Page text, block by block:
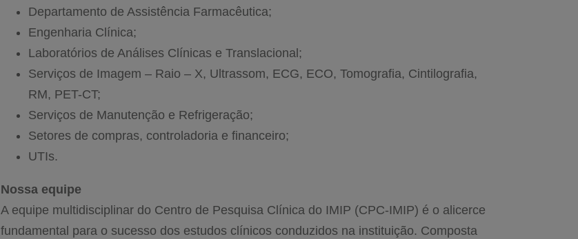
Departamento de Assistência Farmacêutica;
Engenharia Clínica;
Laboratórios de Análises Clínicas e Translacional;
Serviços de Imagem – Raio – X, Ultrassom, ECG, ECO, Tomografia, Cintilografia,
RM, PET-CT;
Serviços de Manutenção e Refrigeração;
Setores de compras, controladoria e financeiro;
UTIs.
Nossa equipe
A equipe multidisciplinar do Centro de Pesquisa Clínica do IMIP (CPC-IMIP) é o alicerce
fundamental para o sucesso dos estudos clínicos conduzidos na instituição. Composta